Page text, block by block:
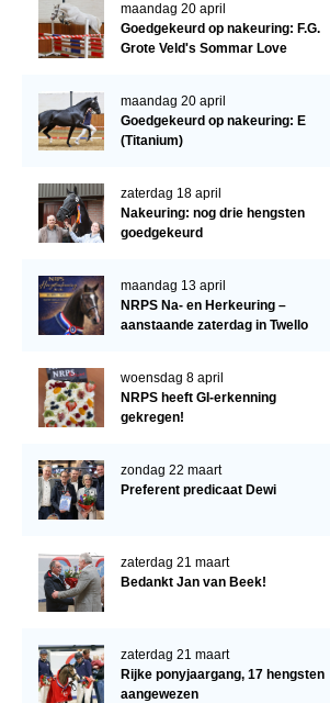
Verrichtingsonderzoek NRPS
Verrichtingsonderzoek 2025-2026
Verrichtingsonderzoek 2024-2025
Verrichtingsonderzoek 2023-2024
Verrichtingsonderzoek 2021-2022
Verrichtingsonderzoek 2020-2021
Verrichtingsonderzoek 2019-2020
Sport
Inloggen
REGIO'S
Regio Noord
Bestuur Regio Noord
Regio Midden
Regio West
maandag 20 april
Goedgekeurd op nakeuring: F.G.
Grote Veld's Sommar Love
maandag 20 april
Goedgekeurd op nakeuring: E
(Titanium)
zaterdag 18 april
Nakeuring: nog drie hengsten
goedgekeurd
maandag 13 april
NRPS Na- en Herkeuring –
aanstaande zaterdag in Twello
woensdag 8 april
NRPS heeft GI-erkenning
gekregen!
zondag 22 maart
Preferent predicaat Dewi
zaterdag 21 maart
Bedankt Jan van Beek!
zaterdag 21 maart
Rijke ponyjaargang, 17 hengsten
aangewezen